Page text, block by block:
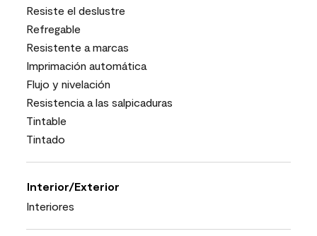
Resiste el deslustre
Refregable
Resistente a marcas
Imprimación automática
Flujo y nivelación
Resistencia a las salpicaduras
Tintable
Tintado
Interior/Exterior
Interiores